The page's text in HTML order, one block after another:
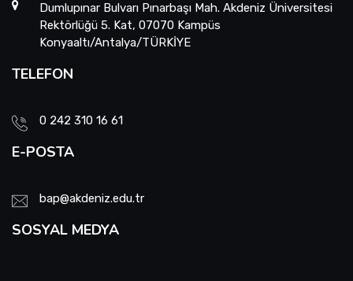
Dumlupınar Bulvarı Pınarbaşı Mah. Akdeniz Üniversitesi
Rektörlüğü 5. Kat, 07070 Kampüs
Konyaaltı/Antalya/TÜRKİYE
TELEFON
0 242 310 16 61
E-POSTA
bap@akdeniz.edu.tr
SOSYAL MEDYA
Güdümlü Projeler (GÜP)